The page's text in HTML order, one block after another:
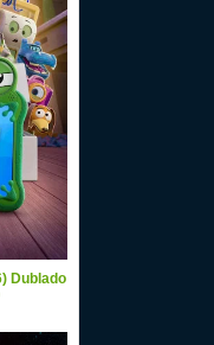
Dublado